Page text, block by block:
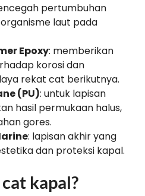
pertumbuhan
laut pada
Epoxy: memberikan
korosi dan
rekat cat berikutnya.
(PU): untuk lapisan
hasil permukaan halus,
gores.
: lapisan akhir yang
dan proteksi kapal.
kapal?